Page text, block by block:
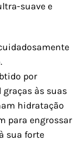
suave e
por
às suas
hidratação
para engrossar
sua forte